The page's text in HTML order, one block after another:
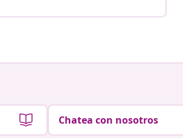
Chatea con nosotros